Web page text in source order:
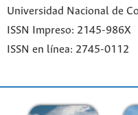
Universidad Nacional de
ISSN Impreso: 2145-986X
ISSN en línea: 2745-0112